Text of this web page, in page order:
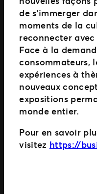
de s’immerger
moments de la
reconnecter
Face à la
consommateurs,
expériences à
nouveaux
expositions
monde entier.
Pour en savoir
visitez https://